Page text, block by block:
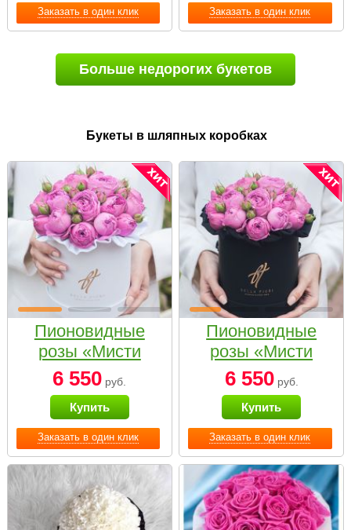
Заказать в один клик Заказать в один клик
Больше недорогих букетов
Букеты в шляпных коробках
Заказать в один клик
Пионовидные
розы «Мисти
бабблс» в белой
коробке Small
6 550 руб.
Купить
Заказать в один клик
Пионовидные
розы «Мисти
бабблс» в
черной коробке
Small
6 550руб.
Купить